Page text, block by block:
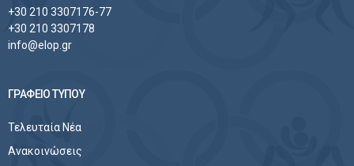
+30 210 3307176-77
+30 210 3307178
info@elop.gr
ΓΡΑΦΕΙΟ ΤΥΠΟΥ
Τελευταία Νέα
Ανακοινώσεις